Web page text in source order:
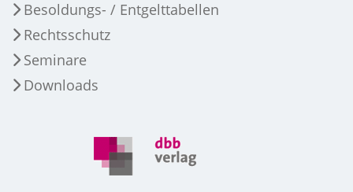
Besoldungs- / Entgelttabellen
Rechtsschutz
Seminare
Downloads